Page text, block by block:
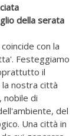
della serata
con la
Festeggiamo
il
nostra città
di
del
Una città in